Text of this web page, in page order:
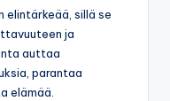
elintärkeää, sillä se
ja
auttaa
parantaa
elämää.